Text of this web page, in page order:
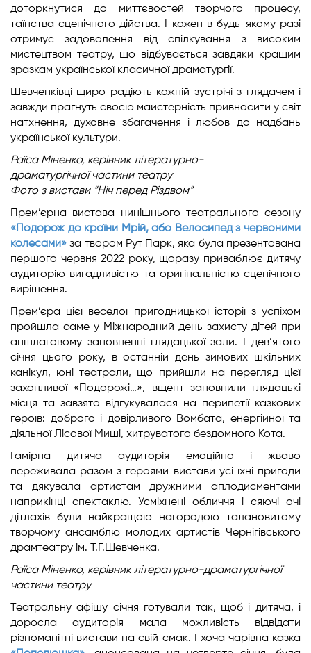
доторкнутися до миттєвостей творчого процесу,
таїнства сценічного дійства. І кожен в будь-якому разі
отримує задоволення від спілкування з високим
мистецтвом театру, що відбувається завдяки кращим
зразкам української класичної драматургії.
Шевченківці щиро радіють кожній зустрічі з глядачем і
завжди прагнуть своєю майстерність привносити у світ
натхнення, духовне збагачення і любов до надбань
української культури.
Раїса Міненко, керівник літературно-
драматургічноїчастини театру
Фото з вистави “Ніч перед Різдвом”
Прем’єрна вистава нинішнього театрального сезону
«Подорож до країни Мрій, або Велосипед з червоними
колесами» за твором Рут Парк, яка була презентована
першого червня 2022 року, щоразу приваблює дитячу
аудиторію вигадливістю та оригінальністю сценічного
вирішення.
Прем’єра цієї веселої пригодницької історії з успіхом
пройшла саме у Міжнародний день захисту дітей при
аншлаговому заповненні глядацької зали. І дев’ятого
січня цього року, в останній день зимових шкільних
канікул, юні театрали, що прийшли на перегляд цієї
захопливої «Подорожі…», вщент заповнили глядацькі
місця та завзято відгукувалася на перипетії казкових
героїв: доброго і довірливого Вомбата, енергійної та
діяльної Лісової Миші, хитруватого бездомного Кота.
Гамірна дитяча аудиторія емоційно і жваво
переживала разом з героями вистави усі їхні пригоди
та дякувала артистам дружними аплодисментами
наприкінці спектаклю. Усміхнені обличчя і сяючі очі
дітлахів були найкращою нагородою талановитому
творчому ансамблю молодих артистів Чернігівського
драмтеатру ім. Т.Г.Шевченка.
Раїса Міненко, керівник літературно-драматургічної
частини театру
Театральну афішу січня готували так, щоб і дитяча, і
доросла аудиторія мала можливість відвідати
різноманітні вистави на свій смак. І хоча чарівна казка